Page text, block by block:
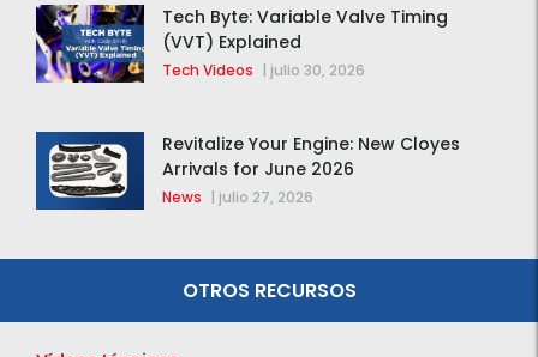
Tech Byte: Variable Valve Timing
(VVT) Explained
Tech Videos | julio 30, 2026
Revitalize Your Engine: New Cloyes
Arrivals for June 2026
News | julio 27, 2026
OTROS RECURSOS